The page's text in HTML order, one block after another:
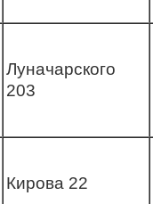
Луначарского
203
Кирова 22